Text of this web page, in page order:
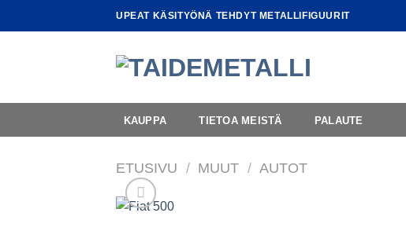
to
UPEAT KÄSITYÖNÄ TEHDYT METALLIFIGUURIT
KAUPPA TIETOA MEISTÄ PALAUTE
ETUSIVU / MUUT / AUTOT